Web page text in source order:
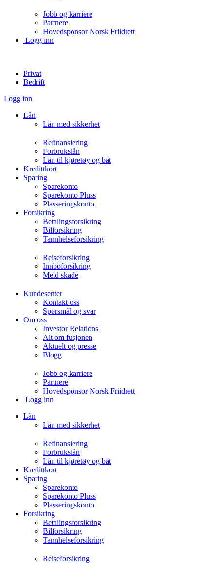
Jobb og karriere
Partnere
Hovedsponsor Norsk Friidrett
Logg inn
Privat
Bedrift
Logg inn
Lån
Lån med sikkerhet
Refinansiering
Forbrukslån
Lån til kjøretøy og båt
Kredittkort
Sparing
Sparekonto
Sparekonto Pluss
Plasseringskonto
Forsikring
Betalingsforsikring
Bilforsikring
Tannhelseforsikring
Reiseforsikring
Innboforsikring
Meld skade
Kundesenter
Kontakt oss
Spørsmål og svar
Om oss
Investor Relations
Alt om fusjonen
Aktuelt og presse
Blogg
Jobb og karriere
Partnere
Hovedsponsor Norsk Friidrett
Logg inn
Lån
Lån med sikkerhet
Refinansiering
Forbrukslån
Lån til kjøretøy og båt
Kredittkort
Sparing
Sparekonto
Sparekonto Pluss
Plasseringskonto
Forsikring
Betalingsforsikring
Bilforsikring
Tannhelseforsikring
Reiseforsikring